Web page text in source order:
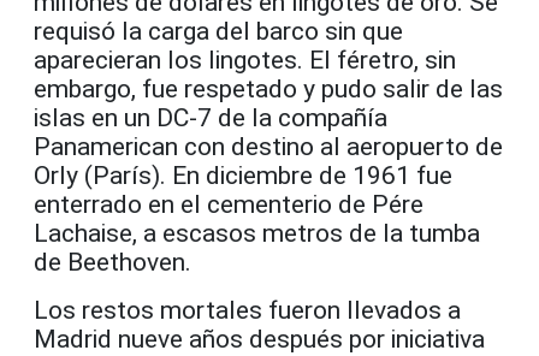
requisó la carga del barco sin que
aparecieran los lingotes. El féretro, sin
embargo, fue respetado y pudo salir de las
islas en un DC-7 de la compañía
Panamerican con destino al aeropuerto de
Orly (París). En diciembre de 1961 fue
enterrado en el cementerio de Pére
Lachaise, a escasos metros de la tumba
de Beethoven.
Los restos mortales fueron llevados a
Madrid nueve años después por iniciativa